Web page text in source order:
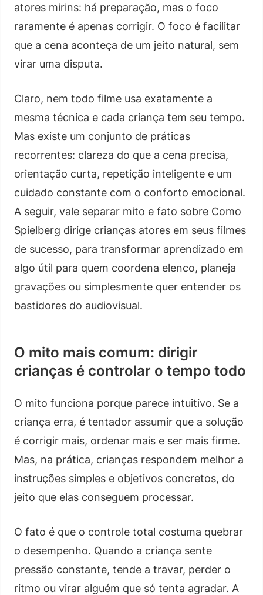
atores mirins: há preparação, mas o foco
raramente é apenas corrigir. O foco é facilitar
que a cena aconteça de um jeito natural, sem
virar uma disputa.
Claro, nem todo filme usa exatamente a
mesma técnica e cada criança tem seu tempo.
Mas existe um conjunto de práticas
recorrentes: clareza do que a cena precisa,
orientação curta, repetição inteligente e um
cuidado constante com o conforto emocional.
A seguir, vale separar mito e fato sobre Como
Spielberg dirige crianças atores em seus filmes
de sucesso, para transformar aprendizado em
algo útil para quem coordena elenco, planeja
gravações ou simplesmente quer entender os
bastidores do audiovisual.
O mito mais comum: dirigir
crianças é controlar o tempo todo
O mito funciona porque parece intuitivo. Se a
criança erra, é tentador assumir que a solução
é corrigir mais, ordenar mais e ser mais firme.
Mas, na prática, crianças respondem melhor a
instruções simples e objetivos concretos, do
jeito que elas conseguem processar.
O fato é que o controle total costuma quebrar
o desempenho. Quando a criança sente
pressão constante, tende a travar, perder o
ritmo ou virar alguém que só tenta agradar. A